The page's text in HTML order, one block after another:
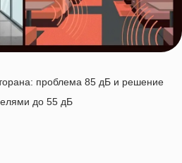
проблема 85 дБ и решение
до 55 дБ